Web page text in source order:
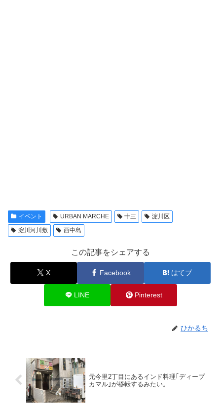
イベント URBAN MARCHE 十三
淀川区
淀川河川敷
西中島
この記事をシェアする
X Facebook はてブ
LINE Pinterest
ひかるち
元今里2丁目にあるインド料理｢ディープ
カマル｣が移転するみたい。